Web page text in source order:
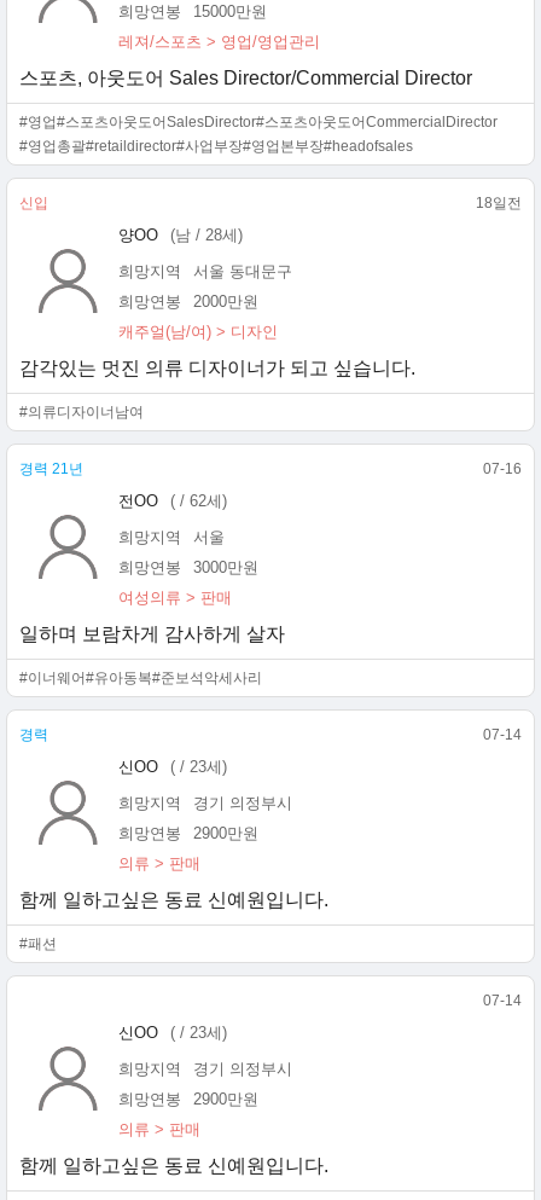
희망연봉
15000만원
레져/스포츠 > 영업/영업관리
스포츠, 아웃도어 Sales Director/Commercial Director
#영업#스포츠아웃도어SalesDirector#스포츠아웃도어CommercialDirector
#영업총괄#retaildirector#사업부장#영업본부장#headofsales
신입 18일전
양OO
(남 / 28세)
희망지역
서울 동대문구
희망연봉
2000만원
캐주얼(남/여) > 디자인
감각있는 멋진 의류 디자이너가 되고 싶습니다.
#의류디자이너남여
경력 21년 07-16
전OO
( / 62세)
희망지역
서울
희망연봉
3000만원
여성의류 > 판매
일하며 보람차게 감사하게 살자
#이너웨어#유아동복#준보석악세사리
경력 07-14
신OO
( / 23세)
희망지역
경기 의정부시
희망연봉
2900만원
의류 > 판매
함께 일하고싶은 동료 신예원입니다.
#패션
07-14
신OO
( / 23세)
희망지역
경기 의정부시
희망연봉
2900만원
의류 > 판매
함께 일하고싶은 동료 신예원입니다.